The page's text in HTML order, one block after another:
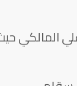
المالكي